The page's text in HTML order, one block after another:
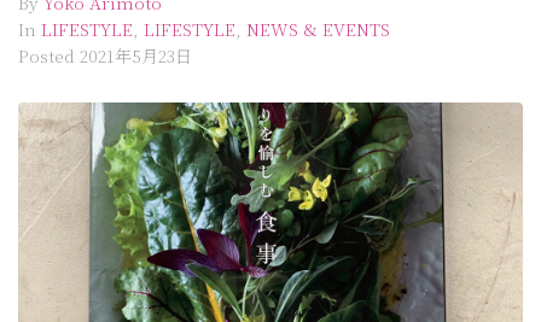
In LIFESTYLE, LIFESTYLE, NEWS & EVENTS
Posted 2021年5月23日